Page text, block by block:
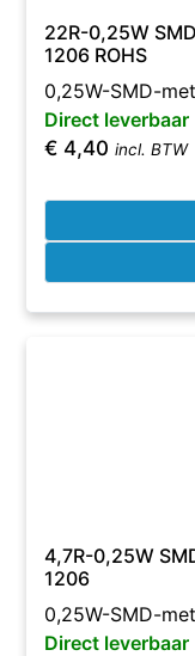
22R-0,25W
1206 ROHS
0,25W-SMD-
Direct leverbaar
€ 4,40 incl. BTW
4,7R-0,25W
1206
0,25W-SMD-
Direct leverbaar